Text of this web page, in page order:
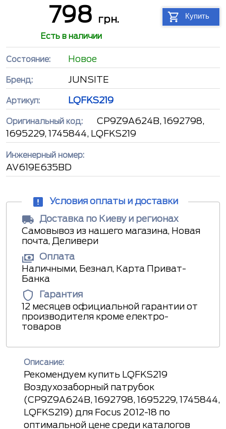
798 грн. Купить
Есть в наличии
Состояние: Новое
Бренд: JUNSITE
Артикул: LQFKS219
Оригинальный код:
CP9Z9A624B, 1692798,
1695229, 1745844, LQFKS219
Инженерный номер:
AV619E635BD
Условия оплаты и доставки
Доставка по Киеву и регионах
Самовывоз из нашего магазина, Новая
почта, Деливери
Оплата
Наличными, Безнал, Карта Приват-
Банка
Гарантия
12 месяцев официальной гарантии от
производителя кроме електро-
товаров
Описание:
Рекомендуем купить LQFKS219
Воздухозаборный патрубок
(CP9Z9A624B, 1692798, 1695229, 1745844,
LQFKS219) для Focus 2012-18 по
оптимальной цене среди каталогов